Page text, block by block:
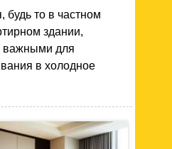
то в частном
здании,
важными для
в холодное